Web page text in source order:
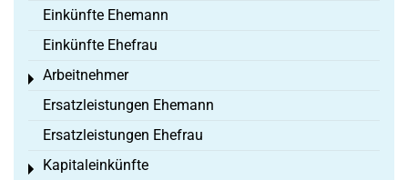
Einkünfte Ehemann
Einkünfte Ehefrau
Arbeitnehmer
Toggle menu
Ersatzleistungen Ehemann
Ersatzleistungen Ehefrau
Kapitaleinkünfte
Toggle menu